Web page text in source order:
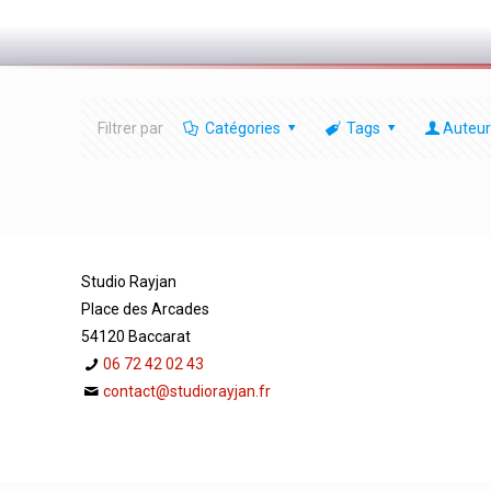
Filtrer par Catégories Tags
Studio Rayjan
Place des Arcades
54120 Baccarat
06 72 42 02 43
contact@studiorayjan.fr